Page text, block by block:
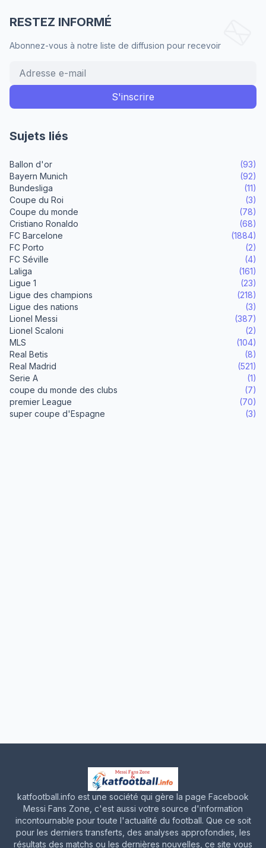
RESTEZ INFORMÉ
Abonnez-vous à notre liste de diffusion pour recevoir
Sujets liés
Ballon d'or
(93)
Bayern Munich
(92)
Bundesliga
(11)
Coupe du Roi
(3)
Coupe du monde
(78)
Cristiano Ronaldo
(68)
FC Barcelone
(1884)
FC Porto
(2)
FC Séville
(4)
Laliga
(161)
Ligue 1
(23)
Ligue des champions
(218)
Ligue des nations
(3)
Lionel Messi
(387)
Lionel Scaloni
(2)
MLS
(104)
Real Betis
(8)
Real Madrid
(521)
Serie A
(1)
coupe du monde des clubs
(7)
premier League
(70)
super coupe d'Espagne
(3)
katfootball.info est une société qui gère la page Facebook
Messi Fans Zone, c'est aussi votre source d'information
incontournable pour toute l'actualité du football. Que ce soit
pour les derniers transferts, des analyses approfondies, les
résultats des matchs ou les dernières nouvelles, ce site vous